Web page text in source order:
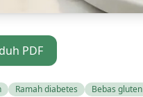
PDF
Ramah diabetes Bebas gluten